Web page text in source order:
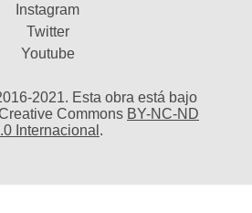
Instagram
Twitter
Youtube
2021. Esta obra está bajo
Commons BY-NC-ND
Internacional .